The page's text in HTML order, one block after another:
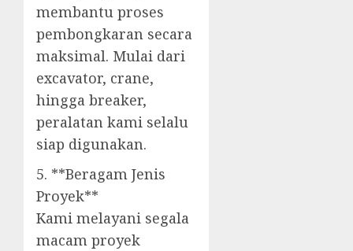
membantu proses
pembongkaran secara
maksimal. Mulai dari
excavator, crane,
hingga breaker,
peralatan kami selalu
siap digunakan.
5. **Beragam Jenis
Proyek**
Kami melayani segala
macam proyek